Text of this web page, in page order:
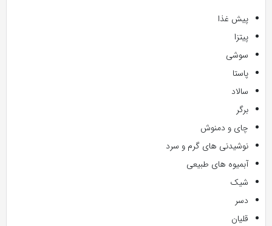
پیش غذا
پیتزا
سوشی
پاستا
سالاد
برگر
چای و دمنوش
نوشیدنی های گرم و سرد
آبمیوه های طبیعی
شیک
دسر
قلیان